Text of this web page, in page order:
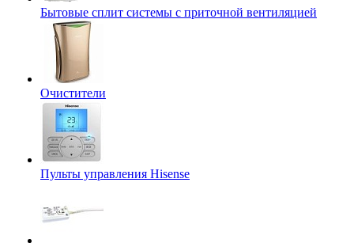
Бытовые сплит системы с приточной вентиляцией
Очистители
Пульты управления Hisense